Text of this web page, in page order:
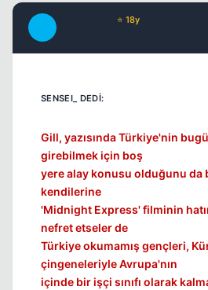
⭐ 18y
Gill, yazısında Türkiye'nin
girebilmek için boş
yere alay konusu olduğunu da
kendilerine
'Midnight Express' filminin
nefret etseler de
Türkiye okumamış gençleri,
çingeneleriyle Avrupa'nın
içinde bir işçi sınıfı olarak